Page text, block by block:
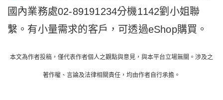
國內業務處02-89191234分機1142劉小姐聯
繫。有小量需求的客戶，可透過eShop購買。
本文為作者投稿，僅代表作者個人之觀點與意見，與本平台立場無關。涉及之
著作權、言論及法律相關責任，均由作者自行承擔。